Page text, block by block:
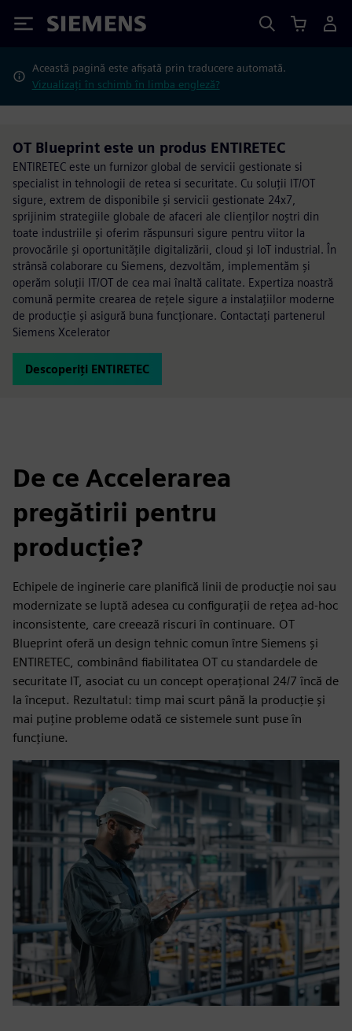
Siemens
Această pagină este afișată prin traducere automată.
Vizualizați în schimb în limba engleză?
OT Blueprint este un produs ENTIRETEC
ENTIRETEC este un furnizor global de servicii gestionate si
specialist in tehnologii de retea si securitate. Cu soluții IT/OT
sigure, extrem de disponibile și servicii gestionate 24x7,
sprijinim strategiile globale de afaceri ale clienților noștri din
toate industriile și oferim răspunsuri sigure pentru viitor la
provocările și oportunitățile digitalizării, cloud și IoT industrial. În
strânsă colaborare cu Siemens, dezvoltăm, implementăm și
operăm soluții IT/OT de cea mai înaltă calitate. Expertiza noastră
comună permite crearea de rețele sigure a instalațiilor moderne
de producție și asigură buna funcționare. Contactați partenerul
Siemens Xcelerator
Descoperiți ENTIRETEC
De ce Accelerarea
pregătirii pentru
producție?
Echipele de inginerie care planifică linii de producție noi sau
modernizate se luptă adesea cu configurații de rețea ad-hoc
inconsistente, care creează riscuri în continuare. OT
Blueprint oferă un design tehnic comun între Siemens și
ENTIRETEC, combinând fiabilitatea OT cu standardele de
securitate IT, asociat cu un concept operațional 24/7 încă de
la început. Rezultatul: timp mai scurt până la producție și
mai puține probleme odată ce sistemele sunt puse în
funcțiune.